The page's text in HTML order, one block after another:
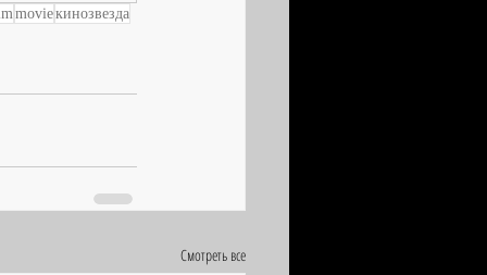
movieкинозвезда
Смотреть все